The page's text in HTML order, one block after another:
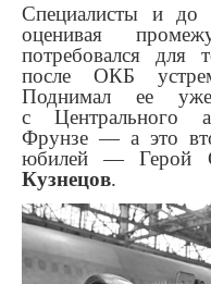
Специалисты и до
оценивая
потребовался для
после ОКБ
Поднимал ее
с
Фрунзе — а это
юбилей — Герой
Кузнецов.